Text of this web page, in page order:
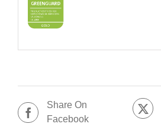
Share On
Facebook